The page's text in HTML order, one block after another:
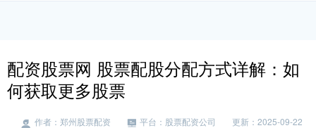
配资股票网 股票配股分配方式详解：如
何获取更多股票
作者：郑州股票配资 平台：股票配资公司
更新：2025-09-22